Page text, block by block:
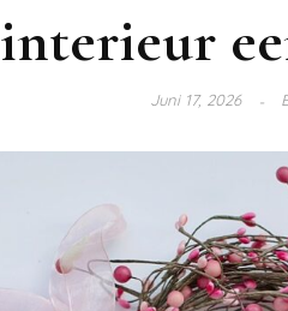
interieur
Juni 17, 2026